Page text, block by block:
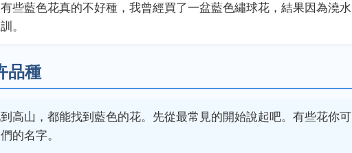
些藍色花真的不好種，我曾經買了一盆藍色繡球花，結果因為澆水
。
品種
高山，都能找到藍色的花。先從最常見的開始說起吧。有些花你可
的名字。